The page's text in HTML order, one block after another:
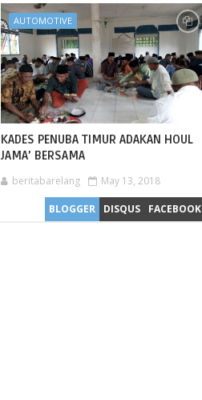
AUTOMOTIVE
KADES PENUBA TIMUR ADAKAN HOUL
JAMA’ BERSAMA
beritabarelang May 13, 2018
BLOGGER DISQUS FACEBOOK